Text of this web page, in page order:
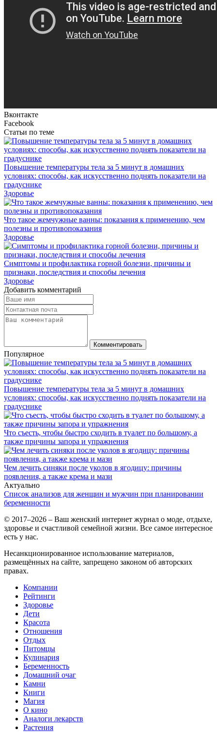
Вконтакте
Facebook
Статьи по теме
Повышение температуры тела за 5 минут в домашних
условиях: способы, как искусственно поднять показатели на
градуснике
Здоровье
Что такое жемчужные ванны: показания к применению, чем
полезны и противопоказания
Здоровье
Симптомы и профилактика горной болезни, причины и
признаки, последствия и способы лечения
Здоровье
Добавить комментарий
Комментировать
Популярное
Повышение температуры тела за 5 минут в домашних
условиях: способы, как искусственно поднять показатели на
градуснике
Что съесть, чтобы быстро сходить в туалет по большому, а
также причины запора и упражнения
Чем лечить синяки после уколов в ягодицу: причины
появления, а также крема и мази
Актуально
Список анализов для женщин и мужчин при планировании
беременности
© 2017–2026 – Ваш женский интернет журнал о моде, отдыхе,
здоровье и счастливой семейной жизни. Все самое интересное
есть у нас.
Несанкционированное использование материалов,
размещённых на сайте, запрещено законом об авторских
правах.
Компании
Рейтинги
Здоровье
Дети
Красота
Отношения
Отдых
Питомцы
Кулинария
Беременность
Домашний очаг
Камни
Книги
Магия
О кино
Аналоги лекарств
Растения